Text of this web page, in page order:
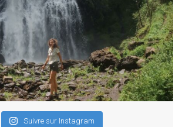
Suivre sur Instagram